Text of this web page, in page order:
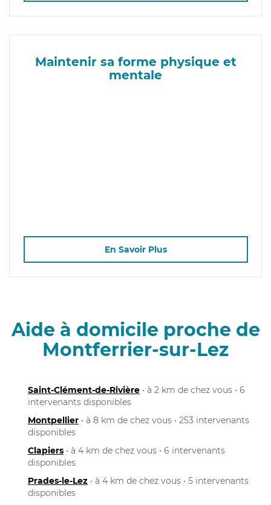
Maintenir sa forme physique et
mentale
En Savoir Plus
Aide à domicile proche de
Montferrier-sur-Lez
Saint-Clément-de-Rivière • à 2 km de chez vous • 6
intervenants disponibles
Montpellier • à 8 km de chez vous • 253 intervenants
disponibles
Clapiers • à 4 km de chez vous • 6 intervenants
disponibles
Prades-le-Lez • à 4 km de chez vous • 5 intervenants
disponibles